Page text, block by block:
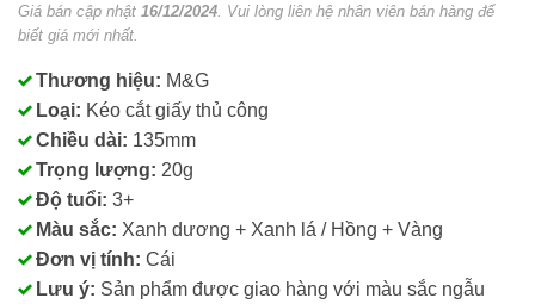
Giá bán cập nhật 16/12/2024 . Vui lòng liên hệ nhân viên bán hàng để
biết giá mới nhất.
Thương hiệu: M&G
Loại: Kéo cắt giấy thủ công
Chiều dài: 135mm
Trọng lượng: 20g
Độ tuổi: 3+
Màu sắc: Xanh dương + Xanh lá / Hồng + Vàng
Đơn vị tính: Cái
Lưu ý: Sản phẩm được giao hàng với màu sắc ngẫu